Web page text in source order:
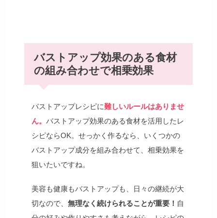
バストアップ効果のある食材
の組み合わせで相乗効果
バストアップレシピに難しいルールはありませ
ん。 バストアップ効果のある食材を活用したレ
シピならOK。せっかく作るなら、いくつかの
バストアップ成分を組み合わせて、相乗効果を
狙いたいですね。
美容も健康もバストアップも、日々の継続が大
切なので、 無理なく続けられることが重要！ 自